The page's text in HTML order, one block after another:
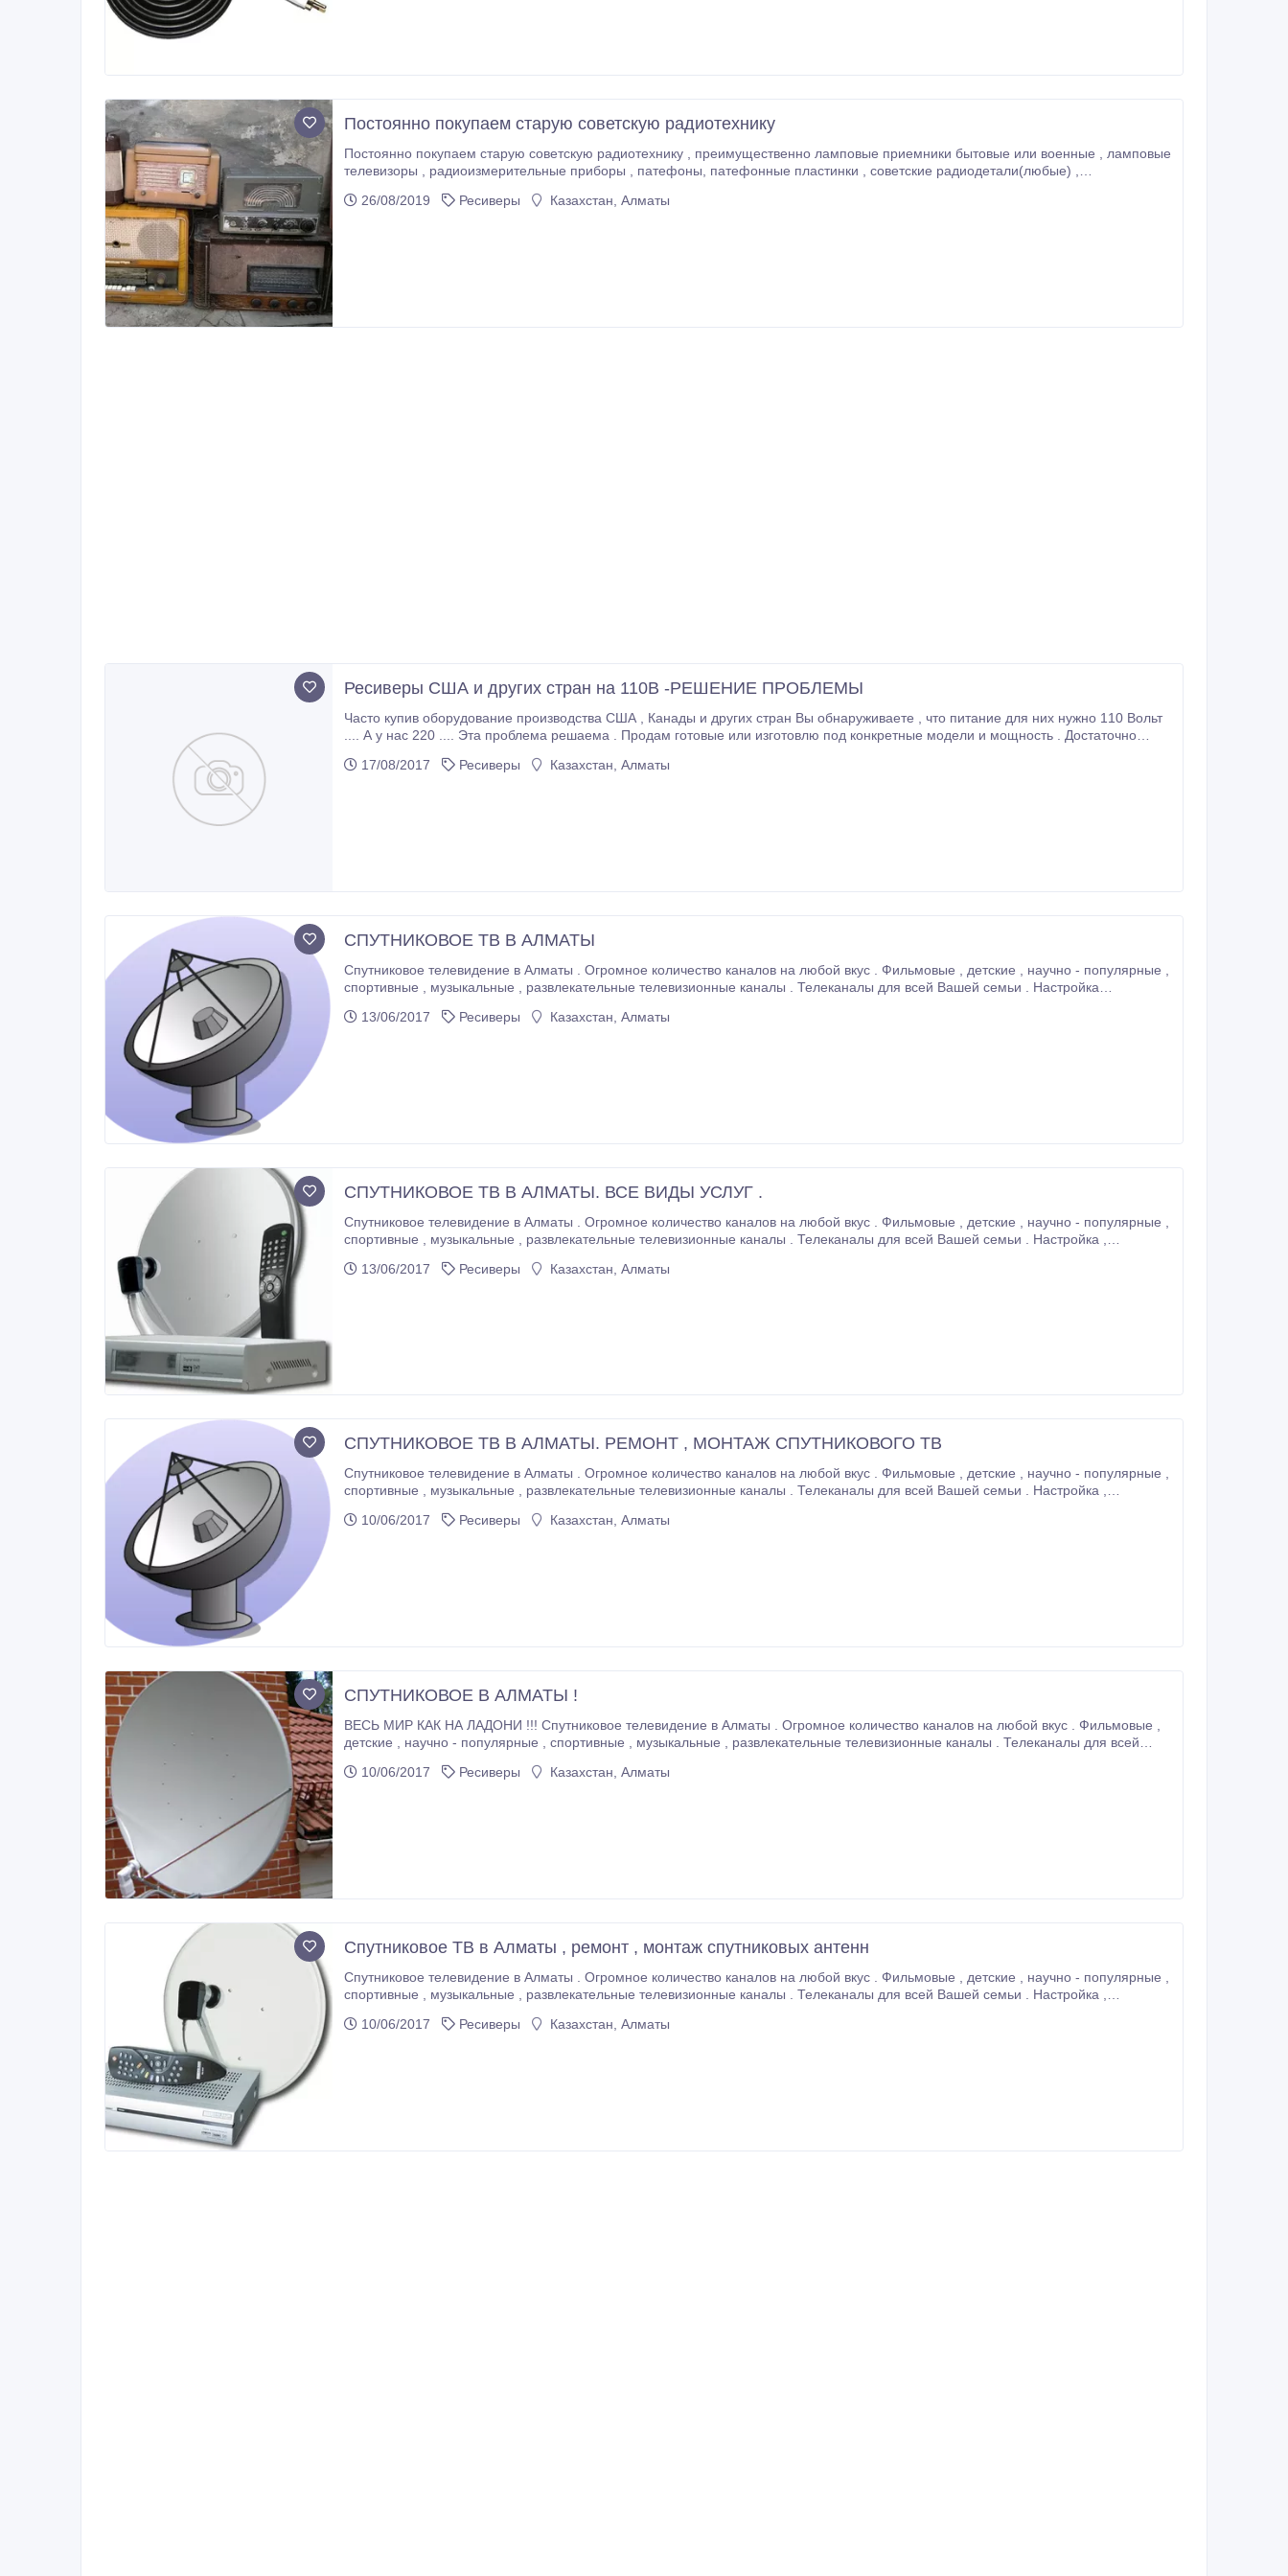
Постоянно покупаем старую советскую радиотехнику
Постоянно покупаем старую советскую радиотехнику , преимущественно ламповые приемники бытовые или военные , ламповые
телевизоры , радиоизмерительные приборы , патефоны, патефонные пластинки , советские радиодетали(любые) ,
26/08/2019
Ресиверы Казахстан, Алматы
Ресиверы США и других стран на 110В -РЕШЕНИЕ ПРОБЛЕМЫ
Часто купив оборудование производства США , Канады и других стран Вы обнаруживаете , что питание для них нужно 110 Вольт
17/08/2017
Ресиверы Казахстан, Алматы
СПУТНИКОВОЕ ТВ В АЛМАТЫ
Спутниковое телевидение в Алматы . Огромное количество каналов на любой вкус . Фильмовые , детские , научно - популярные ,
спортивные , музыкальные , развлекательные телевизионные каналы . Телеканалы для всей Вашей семьи . Настройка
13/06/2017
Ресиверы Казахстан, Алматы
СПУТНИКОВОЕ ТВ В АЛМАТЫ. ВСЕ ВИДЫ УСЛУГ .
Спутниковое телевидение в Алматы . Огромное количество каналов на любой вкус . Фильмовые , детские , научно - популярные ,
спортивные , музыкальные , развлекательные телевизионные каналы . Телеканалы для всей Вашей семьи . Настройка ,
13/06/2017
Ресиверы Казахстан, Алматы
СПУТНИКОВОЕ ТВ В АЛМАТЫ. РЕМОНТ , МОНТАЖ СПУТНИКОВОГО ТВ
Спутниковое телевидение в Алматы . Огромное количество каналов на любой вкус . Фильмовые , детские , научно - популярные ,
спортивные , музыкальные , развлекательные телевизионные каналы . Телеканалы для всей Вашей семьи . Настройка ,
10/06/2017
Ресиверы Казахстан, Алматы
СПУТНИКОВОЕ В АЛМАТЫ !
ВЕСЬ МИР КАК НА ЛАДОНИ !!! Спутниковое телевидение в Алматы . Огромное количество каналов на любой вкус . Фильмовые ,
детские , научно - популярные , спортивные , музыкальные , развлекательные телевизионные каналы . Телеканалы для всей
10/06/2017
Ресиверы Казахстан, Алматы
Спутниковое ТВ в Алматы , ремонт , монтаж спутниковых антенн
Спутниковое телевидение в Алматы . Огромное количество каналов на любой вкус . Фильмовые , детские , научно - популярные ,
спортивные , музыкальные , развлекательные телевизионные каналы . Телеканалы для всей Вашей семьи . Настройка ,
антенн .
10/06/2017 Ресиверы Казахстан, Алматы